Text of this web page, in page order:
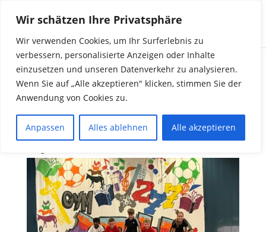
Wir schätzen Ihre Privatsphäre
Wir verwenden Cookies, um Ihr Surferlebnis zu
verbessern, personalisierte Anzeigen oder Inhalte
einzusetzen und unseren Datenverkehr zu analysieren.
Wenn Sie auf „Alle akzeptieren" klicken, stimmen Sie der
Anwendung von Cookies zu.
Anpassen Alles ablehnen Alle akzeptieren
Herzlich Willkommen-
Begrüßung neuer
Schüler:innen am
GyLdW